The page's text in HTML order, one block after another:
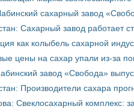
сахарный завод
Сахарный завод работает
как колыбель сахарной
цены на сахар упали из-за
завод «Свобода»
Производители сахара
Свеклосахарный комплекс: